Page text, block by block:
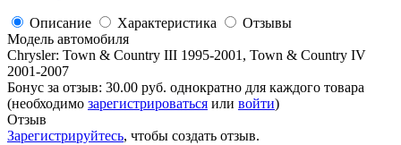
Описание Характеристика
Отзывы
Модель автомобиля
Chrysler: Town & Country III 1995-2001, Town & Country IV
2001-2007
Бонус за отзыв: 30.00 руб. однократно для каждого товара
(необходимо зарегистрироваться или войти)
Отзыв
Зарегистрируйтесь, чтобы создать отзыв.